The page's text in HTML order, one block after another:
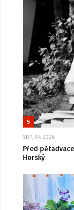
5
SRP, 04 2026
Před
Horský